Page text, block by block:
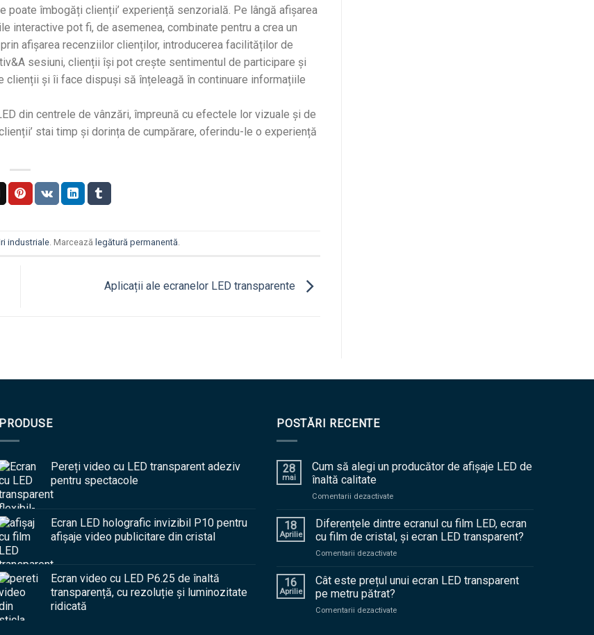
poate îmbogăți clienții’ experiență senzorială. Pe lângă afișarea
interactive pot fi, de asemenea, combinate pentru a crea un
afișarea recenziilor clienților, introducerea facilităților de
sesiuni, clienții își pot crește sentimentul de participare și
și îi face dispuși să înțeleagă în continuare informațiile
din centrele de vânzări, împreună cu efectele lor vizuale și de
stai timp și dorința de cumpărare, oferindu-le o experiență
industriale. Marcează legătură permanentă.
Aplicații ale ecranelor LED transparente
PRODUSE
Pereți video cu LED transparent adeziv
pentru spectacole
Ecran LED holografic invizibil P10 pentru
afișaje video publicitare din cristal
Ecran video cu LED P6.25 de înaltă
transparență, cu rezoluție și luminozitate
ridicată
POSTĂRI RECENTE
28
mai
Cum să alegi un producător de afișaje LED de
înaltă calitate
Comentarii dezactivatepe
să
alegi
un
producător
afișaje
LED
înaltă
18
Aprilie
Diferențele dintre ecranul cu film LED, ecran
cu film de cristal, și ecran LED transparent?
Comentarii dezactivatepe
dintre
film
16
Aprilie
Cât este prețul unui ecran LED transparent
pe metru pătrat?
Comentarii dezactivatepe